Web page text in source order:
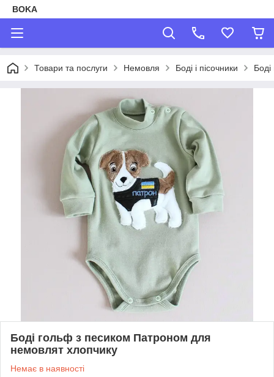
BOKA
Товари та послуги Немовля Боді і пісочники
Боді гольф з песиком Патроном для
немовлят хлопчику
Немає в наявності